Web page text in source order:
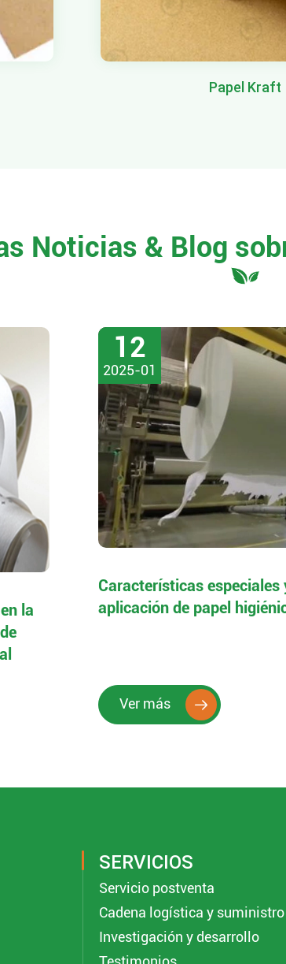
Papel Kraft
Noticias & Blog
la
12
2025-01
Características especiales
aplicación de papel
Ver más 
SERVICIOS
Servicio postventa
Cadena logística y suministro
Investigación y desarrollo